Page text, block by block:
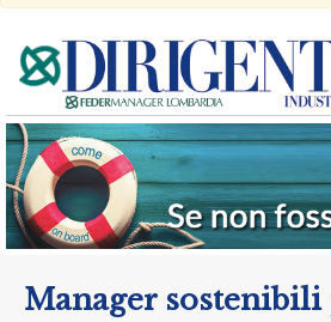
Manager sostenibili